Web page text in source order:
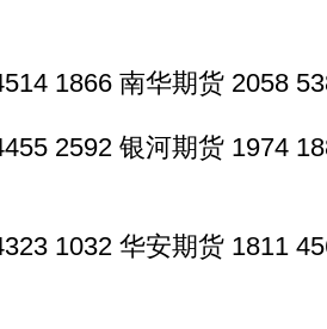
1866 南华期货 2058
2592 银河期货 1974
1032 华安期货 1811